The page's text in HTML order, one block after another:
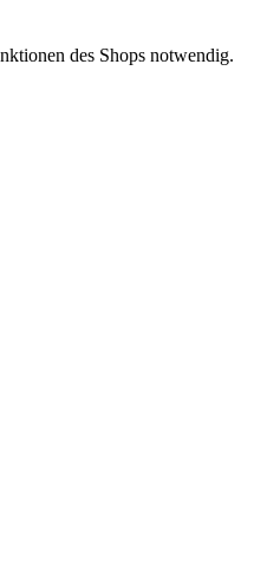
des Shops notwendig.